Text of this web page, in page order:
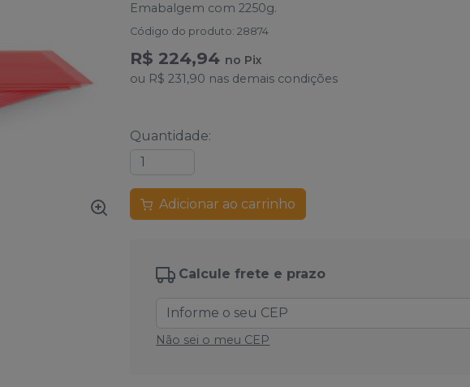
Emabalgem com 2250g.
Código do produto:28874
R$ 224,94 no Pix
ou R$ 231,90 nas demais condições
Quantidade:
Adicionar ao carrinho
Calcule frete e prazo
Não sei o meu CEP